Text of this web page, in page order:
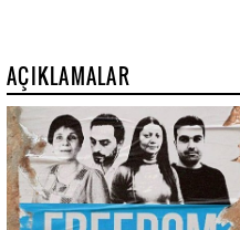
AÇIKLAMALAR